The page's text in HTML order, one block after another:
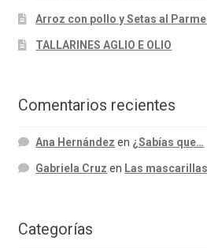
Arroz con pollo y Setas al
TALLARINES AGLIO E OLIO
Comentarios recientes
Ana Hernández en ¿Sabías que…
Gabriela Cruz en Las
Categorías